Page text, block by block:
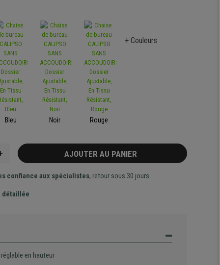
Bleu Noir Rouge
+ Couleurs
AJOUTER AU PANIER
confiance aux spécialistes, retour sous 30 jours
détaillée
en hauteur